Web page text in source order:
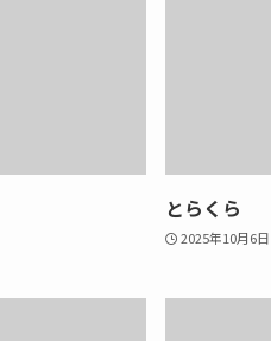
とらくら
2025年10月6日